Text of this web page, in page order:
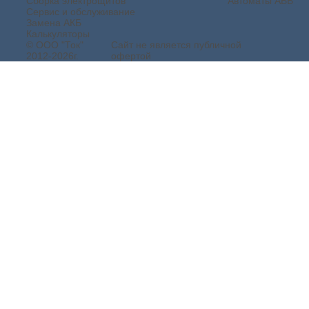
Сервис и обслуживание
Замена АКБ
Калькуляторы
© ООО "Ток"
2012-2026г.
Сайт не является публичной
офертой